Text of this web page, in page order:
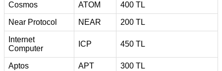
Cosmos ATOM 400 TL
Near Protocol NEAR 200 TL
Internet
Computer
ICP 450 TL
Aptos APT 300 TL